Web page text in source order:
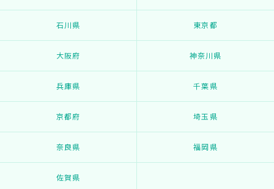
石川県 東京都
大阪府 神奈川県
兵庫県 千葉県
京都府 埼玉県
奈良県 福岡県
佐賀県